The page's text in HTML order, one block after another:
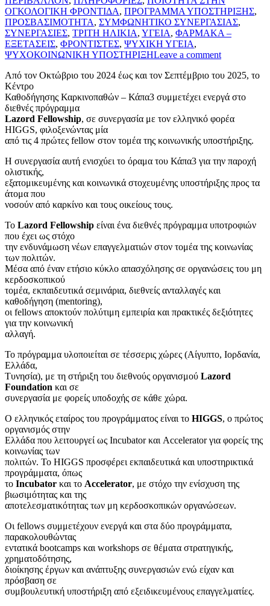
ΟΓΚΟΛΟΓΙΚΗ ΦΡΟΝΤΙΔΑ, ΠΡΟΓΡΑΜΜΑ ΥΠΟΣΤΗΡΙΞΗΣ,
ΠΡΟΣΒΑΣΙΜΟΤΗΤΑ, ΣΥΜΦΩΝΗΤΙΚΟ ΣΥΝΕΡΓΑΣΙΑΣ,
ΣΥΝΕΡΓΑΣΙΕΣ, ΤΡΙΤΗ ΗΛΙΚΙΑ, ΥΓΕΙΑ, ΦΑΡΜΑΚΑ –
ΕΞΕΤΑΣΕΙΣ, ΦΡΟΝΤΙΣΤΕΣ, ΨΥΧΙΚΗ ΥΓΕΙΑ,
ΨΥΧΟΚΟΙΝΩΝΙΚΗ ΥΠΟΣΤΗΡΙΞΗLeave a comment
Από τον Οκτώβριο του 2024 έως και τον Σεπτέμβριο του 2025, το
Κέντρο
Καθοδήγησης Καρκινοπαθών – Κάπα3 συμμετέχει ενεργά στο
διεθνές πρόγραμμα
Lazord Fellowship, σε συνεργασία με τον ελληνικό φορέα
HIGGS, φιλοξενώντας μία
από τις 4 πρώτες fellow στον τομέα της κοινωνικής υποστήριξης.
Η συνεργασία αυτή ενισχύει το όραμα του Κάπα3 για την παροχή
ολιστικής,
εξατομικευμένης και κοινωνικά στοχευμένης υποστήριξης προς τα
άτομα που
νοσούν από καρκίνο και τους οικείους τους.
Το Lazord Fellowship είναι ένα διεθνές πρόγραμμα υποτροφιών
που έχει ως στόχο
την ενδυνάμωση νέων επαγγελματιών στον τομέα της κοινωνίας
των πολιτών.
Μέσα από έναν ετήσιο κύκλο απασχόλησης σε οργανώσεις του μη
κερδοσκοπικού
τομέα, εκπαιδευτικά σεμινάρια, διεθνείς ανταλλαγές και
καθοδήγηση (mentoring),
οι fellows αποκτούν πολύτιμη εμπειρία και πρακτικές δεξιότητες
για την κοινωνική
αλλαγή.
Το πρόγραμμα υλοποιείται σε τέσσερις χώρες (Αίγυπτο, Ιορδανία,
Ελλάδα,
Τυνησία), με τη στήριξη του διεθνούς οργανισμού Lazord
Foundation και σε
συνεργασία με φορείς υποδοχής σε κάθε χώρα.
Ο ελληνικός εταίρος του προγράμματος είναι το HIGGS, ο πρώτος
οργανισμός στην
Ελλάδα που λειτουργεί ως Incubator και Accelerator για φορείς της
κοινωνίας των
πολιτών. Το HIGGS προσφέρει εκπαιδευτικά και υποστηρικτικά
προγράμματα, όπως
το Incubator και το Accelerator, με στόχο την ενίσχυση της
βιωσιμότητας και της
αποτελεσματικότητας των μη κερδοσκοπικών οργανώσεων.
Οι fellows συμμετέχουν ενεργά και στα δύο προγράμματα,
παρακολουθώντας
εντατικά bootcamps και workshops σε θέματα στρατηγικής,
χρηματοδότησης,
διοίκησης έργων και ανάπτυξης συνεργασιών ενώ είχαν και
πρόσβαση σε
συμβουλευτική υποστήριξη από εξειδικευμένους επαγγελματίες.